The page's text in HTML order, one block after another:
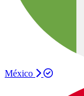
México